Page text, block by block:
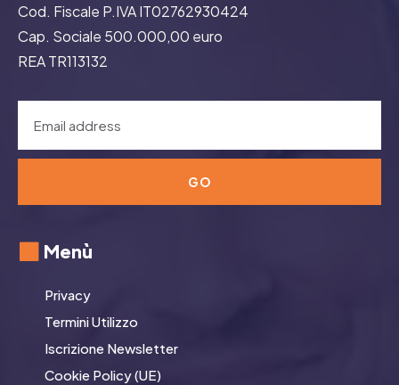
Cod. Fiscale P.IVA IT02762930424
Cap. Sociale 500.000,00 euro
REA TR113132
GO
Menù
Privacy
Termini Utilizzo
Iscrizione Newsletter
Cookie Policy (UE)